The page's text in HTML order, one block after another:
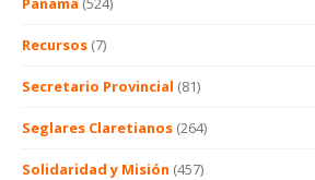
Recursos (7)
Secretario Provincial (81)
Seglares Claretianos (264)
Solidaridad y Misión (457)